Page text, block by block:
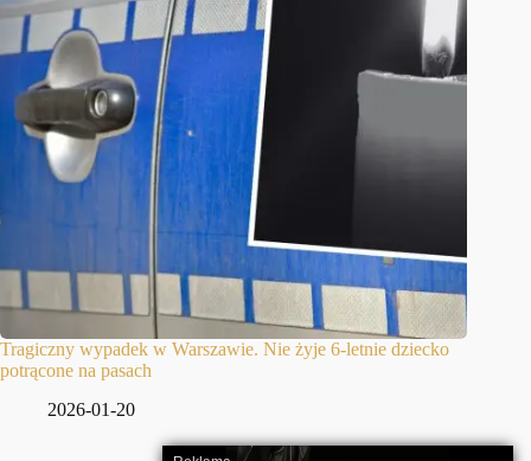
Tragiczny wypadek w Warszawie. Nie żyje 6-letnie dziecko
potrącone na pasach
2026-01-20